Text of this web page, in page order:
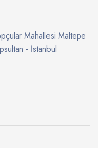
Mahallesi Maltepe
- İstanbul